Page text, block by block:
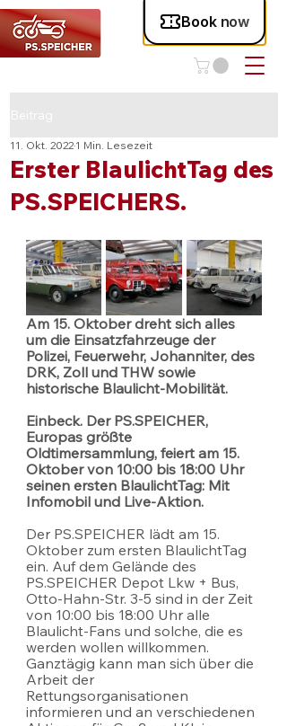
Erster BlaulichtTag des
PS.SPEICHERS.
11. Okt. 2022 1 Min. Lesezeit
Am 15. Oktober dreht sich alles
um die Einsatzfahrzeuge der
Polizei, Feuerwehr, Johanniter, des
DRK, Zoll und THW sowie
historische Blaulicht-Mobilität.
Einbeck. Der PS.SPEICHER,
Europas größte
Oldtimersammlung, feiert am 15.
Oktober von 10:00 bis 18:00 Uhr
seinen ersten BlaulichtTag: Mit
Infomobil und Live-Aktion.
Der PS.SPEICHER lädt am 15.
Oktober zum ersten BlaulichtTag
ein. Auf dem Gelände des
PS.SPEICHER Depot Lkw + Bus,
Otto-Hahn-Str. 3-5 sind in der Zeit
von 10:00 bis 18:00 Uhr alle
Blaulicht-Fans und solche, die es
werden wollen willkommen.
Ganztägig kann man sich über die
Arbeit der
Rettungsorganisationen
informieren und an verschiedenen